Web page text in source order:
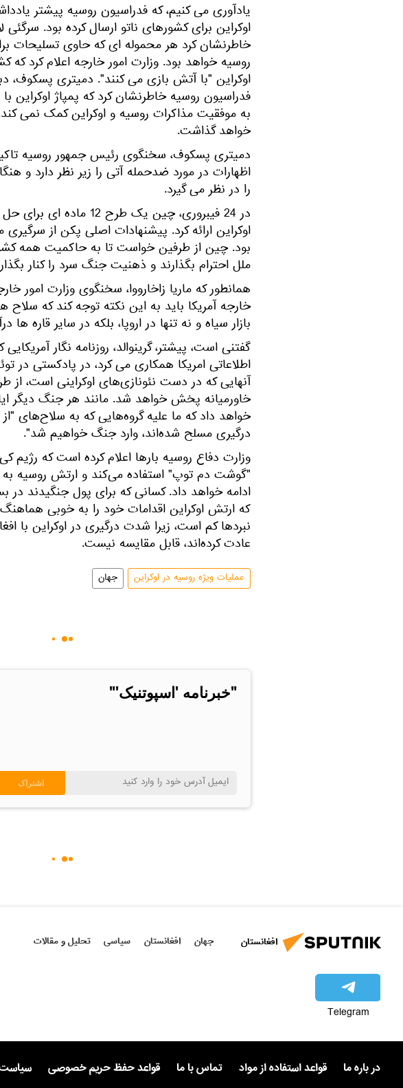
یادآوری می کنیم، که فدراسیون روسیه پیشتر
اوکراین برای کشورهای ناتو ارسال کرده بود. سرگئی
خاطرنشان کرد هر محموله ای که حاوی تسلیحات
روسیه خواهد بود. وزارت امور خارجه اعلام کرد که
اوکراین "با آتش بازی می کنند". دمیتری پسکوف،
فدراسیون روسیه خاطرنشان کرد که پمپاژ اوکراین
به موفقیت مذاکرات روسیه و اوکراین کمک نمی
خواهد گذاشت.
دمیتری پسکوف، سخنگوی رئیس جمهور روسیه
اظهارات در مورد ضدحمله آتی را زیر نظر دارد و
را در نظر می گیرد.
در 24 فیبروری، چین یک
اوکراین ارائه کرد. پیشنهادات اصلی پکن از
بود. چین از طرفین خواست تا به حاکمیت همه
ملل احترام بگذارند و ذهنیت جنگ سرد را کنار
همانطور که ماریا زاخارووا، سخنگوی وزارت امور
خارجه آمریکا باید به این نکته توجه کند که سلاح
بازار سیاه و نه تنها در اروپا، بلکه در سایر قاره ها
گفتنی است، پیشتر، گرینوالد، روزنامه نگار
اطلاعاتی امریکا همکاری می کرد، در پادکستی در
آنهایی که در دست نئونازی‌های اوکراینی است، از
خاورمیانه پخش خواهد شد. مانند هر جنگ دیگر
خواهد داد که ما علیه گروه‌هایی که به سلاح‌های
درگیری مسلح شده‌اند، وارد جنگ خواهیم شد".
وزارت دفاع روسیه بارها اعلام کرده است که رژیم
"گوشت دم توپ" استفاده می‌کند و ارتش روسیه به
ادامه خواهد داد. کسانی که برای پول جنگیدند در
که ارتش اوکراین اقدامات خود را به خوبی
نبردها کم است، زیرا شدت درگیری در اوکراین با
عادت کرده‌اند، قابل مقایسه نیست.
عملیات ویژه روسیه در اوکراین جهان
"خبرنامه 'اسپوتنیک'"
افغانستان جهان افغانستان سیاسی تحلیل و مقالات
Telegram
در باره ما قواعد استفاده از مواد تماس با ما قواعد حفظ حریم خصوصی سیاست